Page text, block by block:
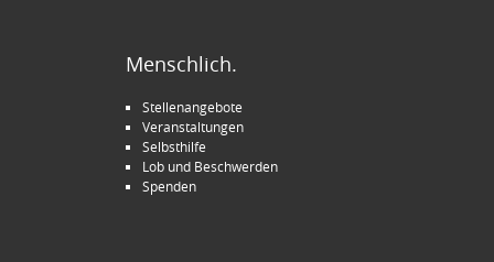
Menschlich.
Stellenangebote
Veranstaltungen
Selbsthilfe
Lob und Beschwerden
Spenden